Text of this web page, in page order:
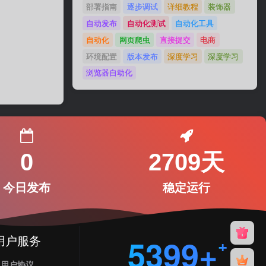
部署指南 逐步调试 详细教程
装饰器
自动发布
自动化测试
自动化工具
自动化
网页爬虫 直接提交
电商
环境配置
版本发布 深度学习
深度学习
浏览器自动化
0
今日发布
2709天
稳定运行
户服务 5399+